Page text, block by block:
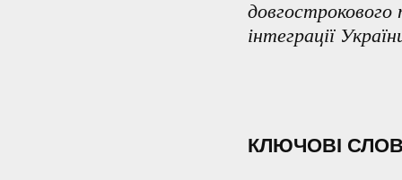
довгострокового
інтеграції
КЛЮЧОВІ